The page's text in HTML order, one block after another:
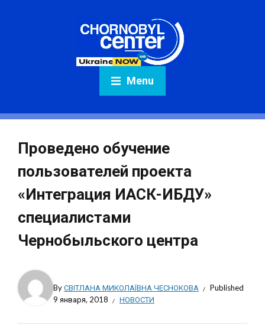
Menu
Проведено обучение
пользователей проекта
«Интеграция ИАСК-ИБДУ»
специалистами
Чернобыльского центра
ByСВІТЛАНА МИКОЛАЇВНА ЧЕСНОКОВА
Published
9 января, 2018
НОВОСТИ